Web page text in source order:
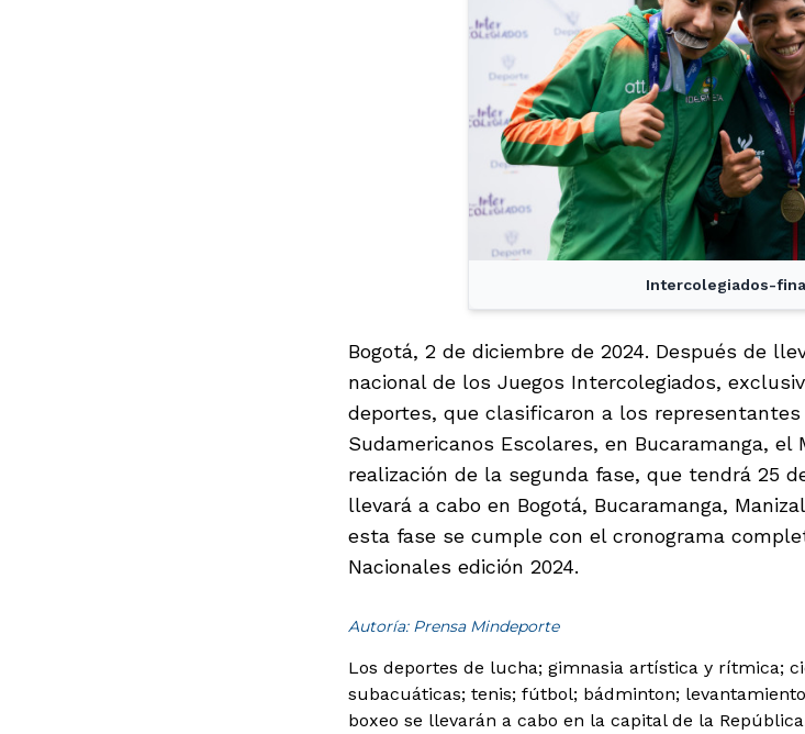
Intercolegiados-
Bogotá, 2 de diciembre de 2024. Después de
nacional de los Juegos Intercolegiados,
deportes, que clasificaron a los representantes
Sudamericanos Escolares, en Bucaramanga,
realización de la segunda fase, que tendrá 25
llevará a cabo en Bogotá, Bucaramanga,
esta fase se cumple con el cronograma
Nacionales edición 2024.
Autoría: Prensa Mindeporte
Los deportes de lucha; gimnasia artística y rítmica;
subacuáticas; tenis; fútbol; bádminton;
boxeo se llevarán a cabo en la capital de la